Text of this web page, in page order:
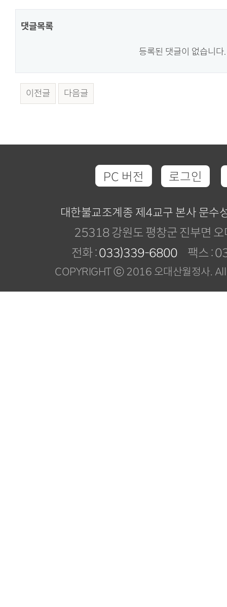
댓글목록
등록된 댓글이 없습니다.
이전글 다음글
PC 버전 로그인
대한불교조계종 제4교구 본사 문수
25318 강원도 평창군 진부면
전화 :033)339-6800 팩스 :
COPYRIGHT ⓒ 2016 오대산월정사.